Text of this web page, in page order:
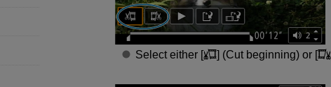
Select either [ ] (Cut beginning) or [